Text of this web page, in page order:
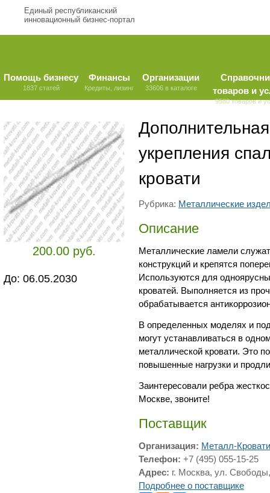
Единый республиканский
инновационный бизнес-портал
Помощь бизнесу
1837 статей
Финансы
Кредиты, лизинг
Организации
33606 в каталоге
товаров и
9580 товаров и
200.00 руб.
До: 06.05.2030
укрепления
кровати
Рубрика: Металлические
Описание
Металлические ламели
конструкций и крепятся
Используются для
кроватей. Выполняется из
обрабатывается
В определенных моделях и
могут устанавливаться в
металлической кровати. Это
повышенные нагрузки и
Заинтересовали ребра
Москве, звоните!
Поставщик
Организация: Металл-Кровати
Телефон: +7 (495) 055-15-25
Адрес: г. Москва, ул.
Подробнее о поставщике